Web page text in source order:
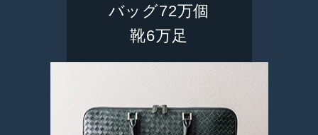
バッグ72万個
靴6万足